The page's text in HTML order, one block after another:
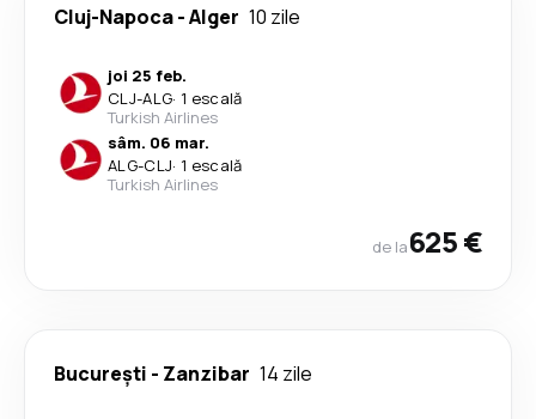
Cluj-Napoca-Alger 10 zile
joi 25 feb.
CLJ-ALG· 1 escală
Turkish Airlines
sâm. 06 mar.
ALG-CLJ· 1 escală
Turkish Airlines
de la625 €
București - Zanzibar 14 zile